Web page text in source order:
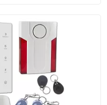
et activez ou désactivez
avec toutes les box
performance et
résidence avec un matériel
prix compétitif, sans
votre logement dès
moderne et intuitive.